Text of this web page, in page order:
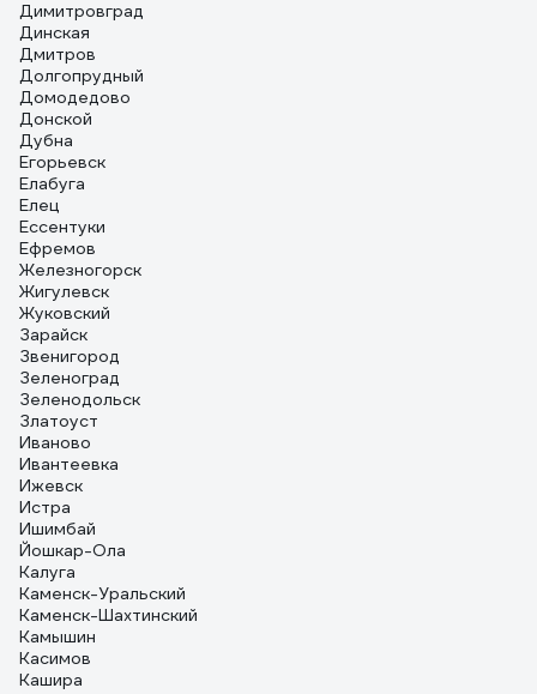
Димитровград
Динская
Дмитров
Долгопрудный
Домодедово
Донской
Дубна
Егорьевск
Елабуга
Елец
Ессентуки
Ефремов
Железногорск
Жигулевск
Жуковский
Зарайск
Звенигород
Зеленоград
Зеленодольск
Златоуст
Иваново
Ивантеевка
Ижевск
Истра
Ишимбай
Йошкар-Ола
Калуга
Каменск-Уральский
Каменск-Шахтинский
Камышин
Касимов
Кашира